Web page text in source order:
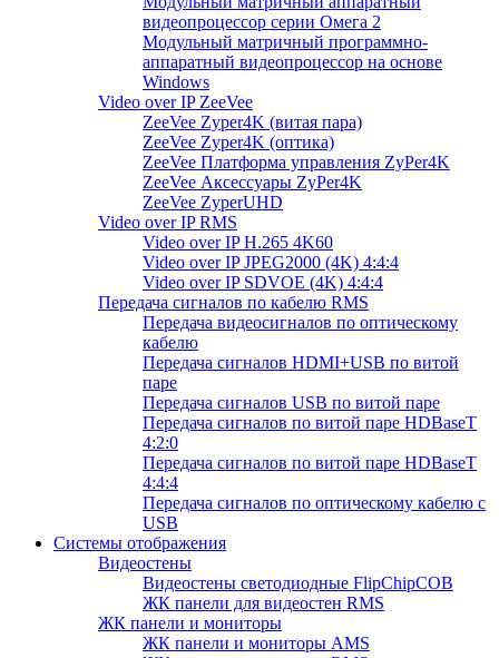
видеопроцессор серии Омега 2
Модульный матричный программно-
аппаратный видеопроцессор на основе
Windows
Video over IP ZeeVee
ZeeVee Zyper4K (витая пара)
ZeeVee Zyper4K (оптика)
ZeeVee Платформа управления ZyPer4K
ZeeVee Аксессуары ZyPer4K
ZeeVee ZyperUHD
Video over IP RMS
Video over IP H.265 4K60
Video over IP JPEG2000 (4K) 4:4:4
Video over IP SDVOE (4K) 4:4:4
Передача сигналов по кабелю RMS
Передача видеосигналов по оптическому
кабелю
Передача сигналов HDMI+USB по витой
паре
Передача сигналов USB по витой паре
Передача сигналов по витой паре HDBaseT
4:2:0
Передача сигналов по витой паре HDBaseT
4:4:4
Передача сигналов по оптическому кабелю с
USB
Системы отображения
Видеостены
Видеостены светодиодные FlipChipCOB
ЖК панели для видеостен RMS
ЖК панели и мониторы
ЖК панели и мониторы AMS